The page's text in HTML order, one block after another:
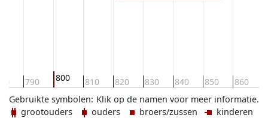
790 800 810 820 830 840 850 860
Klik op de namen voor meer informatie.
Gebruikte symbolen:
grootouders
ouders broers/zussen kinderen